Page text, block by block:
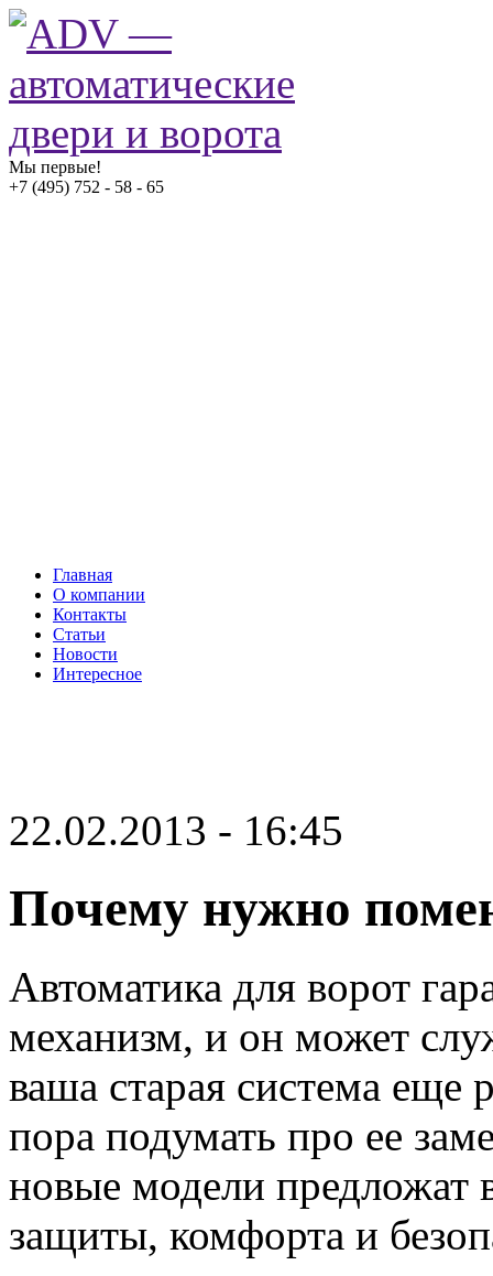
Мы первые!
+7 (495) 752 - 58 - 65
Главная
О компании
Контакты
Статьи
Новости
Интересное
22.02.2013 - 16:45
Почему нужно
Автоматика для ворот
механизм, и он может
ваша старая система еще
пора подумать про ее
новые модели предложат
защиты, комфорта и